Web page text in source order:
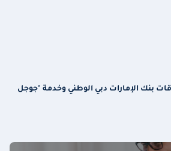
بنك الإمارات دبي الوطني وخدمة "جوجل